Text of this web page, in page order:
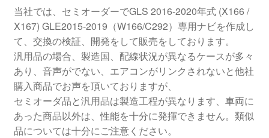
当社では、セミオーダーでGLS 2016-2020年式 (X166 /
X167) GLE2015-2019（W166/C292）専用ナビを作成し
て、交換の検証、開発をして販売をしております。
汎用品の場合、製造国、配線状況が異なるケースが多々
あり、音声がでない、エアコンがリンクされないと他社
購入商品でお声を頂いておりますが、
セミオーダ品と汎用品は製造工程が異なります、車両に
あった商品以外は、性能を十分に発揮できません。類似
品については十分にご注意ください。